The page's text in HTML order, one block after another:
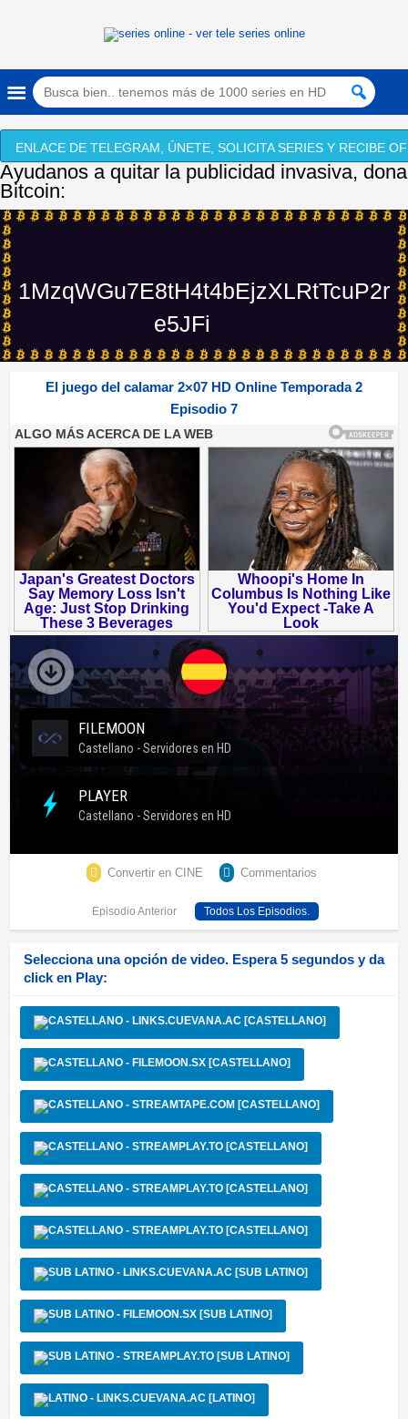
ENLACE DE TELEGRAM, ÚNETE, SOLICITA SERIES Y RECIBE
Ayudanos a quitar la publicidad invasiva, dona
Bitcoin:
1MzqWGu7E8tH4t4bEjzXLRtTcuP2r
e5JFi
El juego del calamar 2×07 HD Online Temporada 2
Episodio 7
Convertir en CINE Commentarios
Episodio Anterior Todos Los Episodios.
Selecciona una opción de video. Espera 5 segundos y da
click en Play:
- LINKS.CUEVANA.AC [CASTELLANO]
- FILEMOON.SX [CASTELLANO]
- STREAMTAPE.COM [CASTELLANO]
- STREAMPLAY.TO [CASTELLANO]
- STREAMPLAY.TO [CASTELLANO]
- STREAMPLAY.TO [CASTELLANO]
- LINKS.CUEVANA.AC [SUB LATINO]
- FILEMOON.SX [SUB LATINO]
- STREAMPLAY.TO [SUB LATINO]
- LINKS.CUEVANA.AC [LATINO]